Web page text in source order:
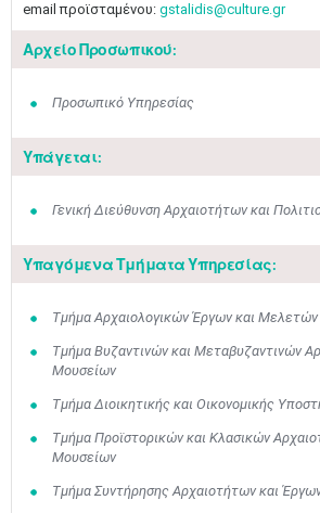
email προϊσταμένου: gstalidis@culture.gr
Αρχείο Προσωπικού:
Προσωπικό Υπηρεσίας
Υπάγεται:
Γενική Διεύθυνση Αρχαιοτήτων και
Υπαγόμενα Τμήματα Υπηρεσίας:
Τμήμα Αρχαιολογικών Έργων και Μελετών
Τμήμα Βυζαντινών και Μεταβυζαντινών
Μουσείων
Τμήμα Διοικητικής και Οικονομικής
Τμήμα Προϊστορικών και Κλασικών
Μουσείων
Τμήμα Συντήρησης Αρχαιοτήτων και